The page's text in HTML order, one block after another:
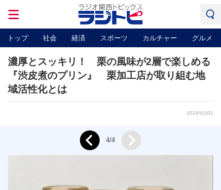
トップ 社会 経済 スポーツ カルチャー グルメ
濃厚とスッキリ！ 栗の風味が2層で楽しめる
『渋皮煮のプリン』 栗加工店が取り組む地
域活性化とは
2024/01/03
Prev 4/4